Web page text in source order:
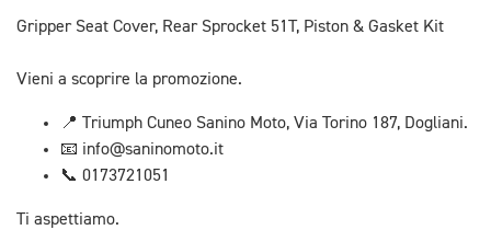
Gripper Seat Cover, Rear Sprocket 51T, Piston & Gasket Kit
Vieni a scoprire la promozione.
📍 Triumph Cuneo Sanino Moto, Via Torino 187, Dogliani.
📧 info@saninomoto.it
📞 0173721051
Ti aspettiamo.